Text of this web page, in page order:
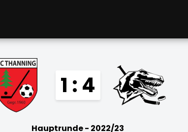
1 : 4
Hauptrunde - 2022/23